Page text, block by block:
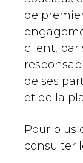
de
client, par
de ses
et de la
Pour plus
consulter